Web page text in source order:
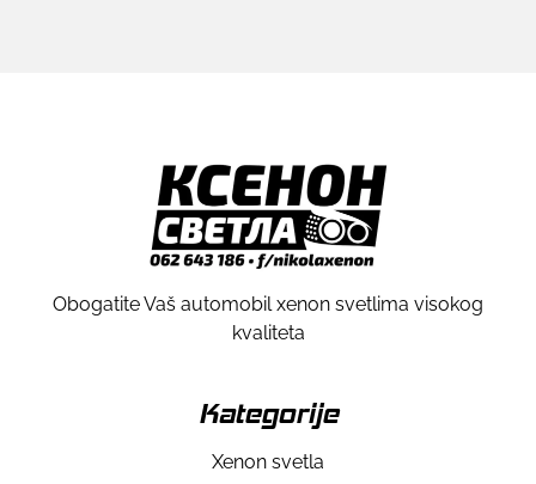
Obogatite Vaš automobil xenon svetlima visokog
kvaliteta
Kategorije
Xenon svetla